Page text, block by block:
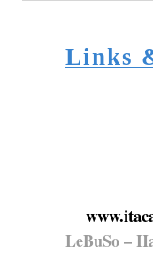
Links
LeBuSo –